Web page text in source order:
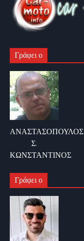
Γράφει ο
ΑΝΑΣΤΑΣΟΠΟΥΛΟΣ
Σ.
ΚΩΝΣΤΑΝΤΙΝΟΣ
Γράφει ο